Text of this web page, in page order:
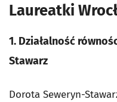
Laureatki
1. Działalność
Stawarz
Dorota Seweryn-